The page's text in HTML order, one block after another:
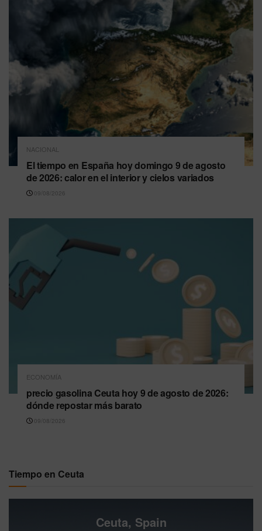
NACIONAL
El tiempo en España hoy domingo 9 de agosto
de 2026: calor en el interior y cielos variados
09/08/2026
ECONOMÍA
precio gasolina Ceuta hoy 9 de agosto de 2026:
dónde repostar más barato
09/08/2026
Tiempo en Ceuta
Ceuta, Spain